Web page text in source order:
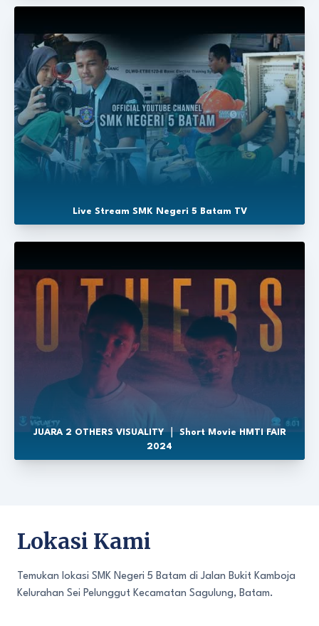
Live Stream SMK Negeri 5 Batam TV
JUARA 2 OTHERS VISUALITY ｜ Short Movie HMTI FAIR
2024
Lokasi Kami
Temukan lokasi SMK Negeri 5 Batam di Jalan Bukit Kamboja
Kelurahan Sei Pelunggut Kecamatan Sagulung, Batam.